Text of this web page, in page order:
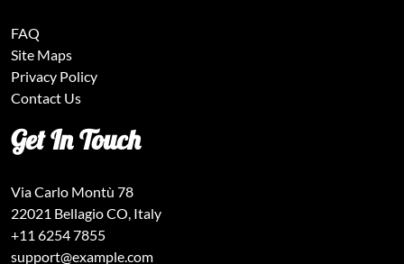
FAQ
Site Maps
Privacy Policy
Contact Us
Get In Touch
Via Carlo Montù 78
22021 Bellagio CO, Italy
+11 6254 7855
support@example.com